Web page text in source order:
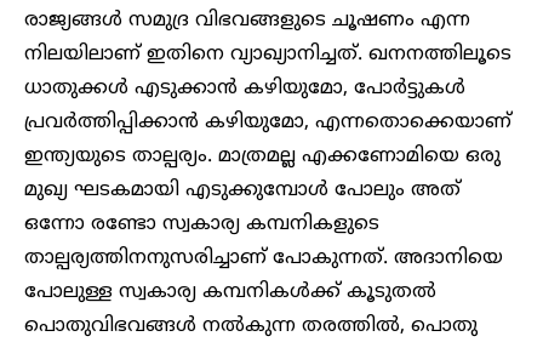
രാജ്യങ്ങൾ സമുദ്ര വിഭവങ്ങളുടെ ചൂഷണം എന്ന
നിലയിലാണ് ഇതിനെ വ്യാഖ്യാനിച്ചത്. ഖനനത്തിലൂടെ
ധാതുക്കൾ എടുക്കാൻ കഴിയുമോ, പോർട്ടുകൾ
പ്രവർത്തിപ്പിക്കാൻ കഴിയുമോ, എന്നതൊക്കെയാണ്
ഇന്ത്യയുടെ താല്പര്യം. മാത്രമല്ല എക്കണോമിയെ ഒരു
മുഖ്യ ഘടകമായി എടുക്കുമ്പോൾ പോലും അത്
ഒന്നോ രണ്ടോ സ്വകാര്യ കമ്പനികളുടെ
താല്പര്യത്തിനനുസരിച്ചാണ് പോകുന്നത്. അദാനിയെ
പോലുള്ള സ്വകാര്യ കമ്പനികൾക്ക് കൂടുതൽ
പൊതുവിഭവങ്ങൾ നൽകുന്ന തരത്തിൽ, പൊതു